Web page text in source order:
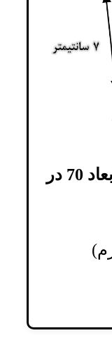
قیمت و خرید نبشی 7 ابعاد 70 در